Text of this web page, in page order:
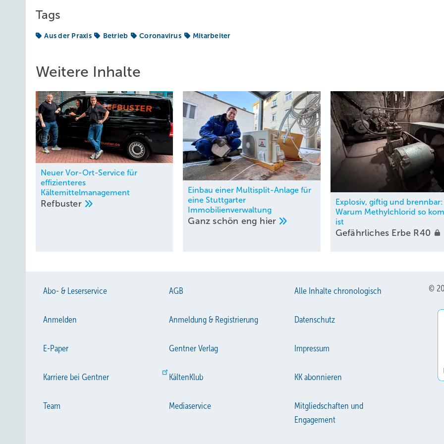
Tags
Aus der Praxis Betrieb Coronavirus Mitarbeiter
Weitere Inhalte
Neuer Vor-Ort-Service für
effizienteres
Kältemittelmanagement
Refbuster
Einbau einer Multisplit-Anlage für
eine Stuttgarter
Immobilienverwaltung
Ganz schön eng hier
Explosiv, giftig und brennbar:
Warum Methylchlorid so
ist
Gefährliches Erbe R40
Abo- & Leserservice AGB Alle Inhalte chronologisch
Anmelden Anmeldung & Registrierung Datenschutz
E-Paper Gentner Verlag Impressum
Karriere bei Gentner KältenKlub KK abonnieren
Team Mediaservice
Mitgliedschaften und
Engagement
©